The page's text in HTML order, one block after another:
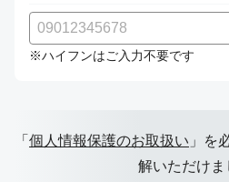
※ハイフンはご入力不要です
「 個人情報保護のお取扱い 」を
解いただけま